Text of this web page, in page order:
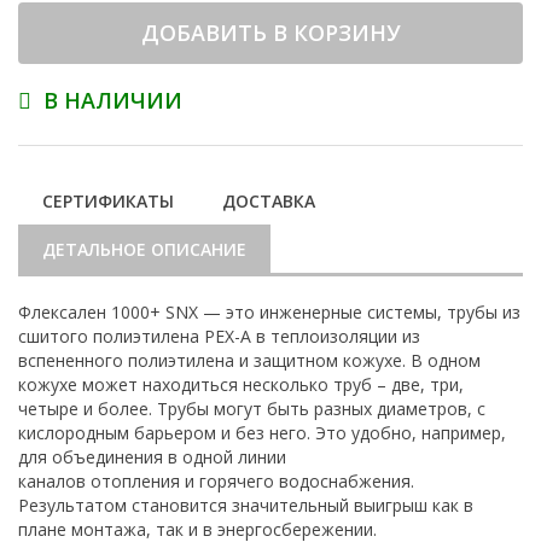
ДОБАВИТЬ В КОРЗИНУ
В НАЛИЧИИ
СЕРТИФИКАТЫ ДОСТАВКА
ДЕТАЛЬНОЕ ОПИСАНИЕ
Флексален 1000+ SNX — это инженерные системы, трубы из
сшитого полиэтилена PEX-A в теплоизоляции из
вспененного полиэтилена и защитном кожухе. В одном
кожухе может находиться несколько труб – две, три,
четыре и более. Трубы могут быть разных диаметров, с
кислородным барьером и без него. Это удобно, например,
для объединения в одной линии
каналов отопления и горячего водоснабжения.
Результатом становится значительный выигрыш как в
плане монтажа, так и в энергосбережении.